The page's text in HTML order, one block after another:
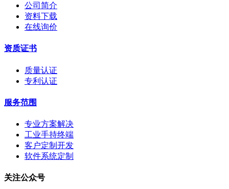
公司简介
资料下载
在线询价
资质证书
质量认证
专利认证
服务范围
专业方案解决
工业手持终端
客户定制开发
软件系统定制
关注公众号